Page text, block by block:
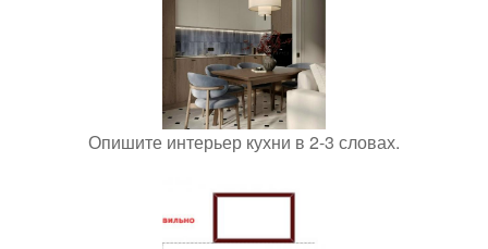
Опишите интерьер кухни в 2-3 словах.